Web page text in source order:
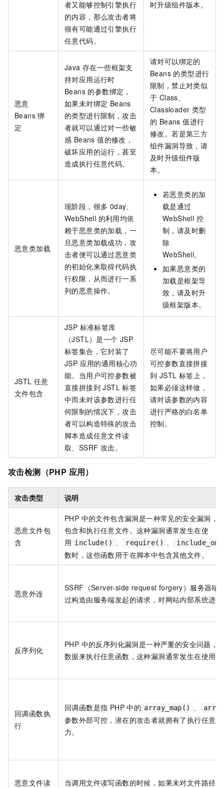
者又能够控制引擎执行
的内容，那么攻击者将
很有可能通过引擎执行
任意代码。
时升级组件版本。
恶意
Beans 绑
定
Java 存在一些框架支
持对应用运行时
Beans 的参数绑定，
如果未对绑定 Beans
的类型进行限制，攻击
者就可以通过对一些敏
感 Beans 值的修改，
破坏应用的运行，甚至
造成执行任意代码。
请对可以绑定的
Beans 的类型进行
限制，禁止对类似
于 Class、
Classloader 类型
的 Beans 值进行
修改。若是第三方
组件漏洞导致，请
及时升级组件版
本。
恶意类加载
现阶段，很多 0day、
WebShell 的利用均依
赖于恶意类的加载，一
旦恶意类加载成功，攻
击者便可以通过恶意类
的初始化来取得代码执
行权限，从而进行一系
列的恶意操作。
若恶意类的加
载是通过
WebShell 控
制，请及时删
除
WebShell。
如果恶意类的
加载是框架导
致，请及时升
级框架版本。
JSTL 任意
文件包含
JSP 标准标签库
（JSTL）是一个 JSP
标签集合，它封装了
JSP 应用的通用核心功
能。当用户可控参数被
直接拼接到 JSTL 标签
中而未对该参数进行任
何限制的情况下，攻击
者可以构造特殊的攻击
脚本造成任意文件读
取、SSRF 攻击。
尽可能不要将用户
可控参数直接拼接
到 JSTL 标签上，
如果必须这样做，
请对该参数的内容
进行严格的白名单
控制。
攻击检测（PHP 应用）
攻击类型 说明
恶意文件包
含
PHP 中的文件包含漏洞是一种常见的安全漏洞，
包含和执行任意文件。这种漏洞通常发生在使
用 include() require()
数时，这些函数用于在脚本中包含其他文件。
恶意外连
SSRF（Server-side request forgery）服务器端
过构造由服务端发起的请求，对网站内部系统进
反序列化
PHP 中的反序列化漏洞是一种严重的安全问题，
数据来执行任意函数，这种漏洞通常发生在使用
回调函数执
行
回调函数是指 PHP 中的 array_map()
参数外部可控，潜在的攻击者就拥有了执行任意
力。
恶意文件读
当调用文件读写函数的时候，如果未对文件路径